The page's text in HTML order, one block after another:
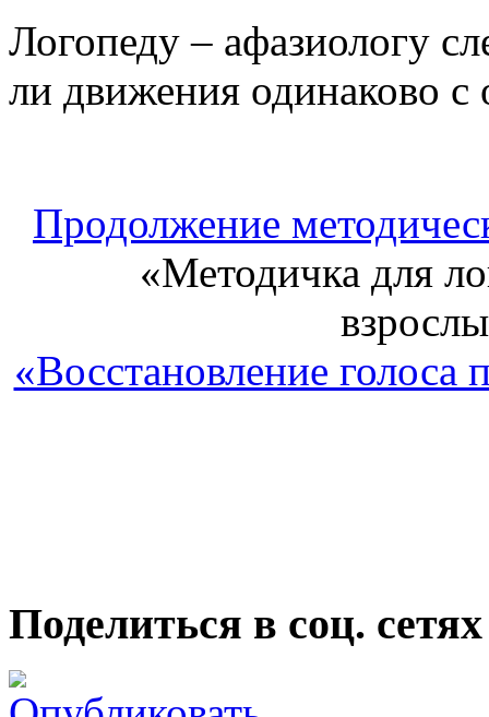
Логопеду – афазиологу
ли движения одинаково с
Продолжение
«Методичка для
«Восстановление голоса
Поделиться в соц. сетях